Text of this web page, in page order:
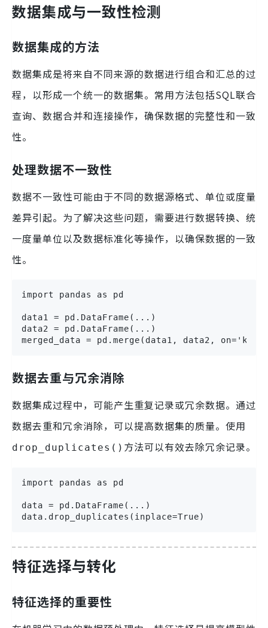
数据集成与一致性检测
数据集成的方法
数据集成是将来自不同来源的数据进行组合和汇总的过
程，以形成一个统一的数据集。常用方法包括SQL联合
查询、数据合并和连接操作，确保数据的完整性和一致
性。
处理数据不一致性
数据不一致性可能由于不同的数据源格式、单位或度量
差异引起。为了解决这些问题，需要进行数据转换、统
一度量单位以及数据标准化等操作，以确保数据的一致
性。
import pandas as pd
data1 = pd.DataFrame(...)
data2 = pd.DataFrame(...)
merged_data = pd.merge(data1, data2,
数据去重与冗余消除
数据集成过程中，可能产生重复记录或冗余数据。通过
数据去重和冗余消除，可以提高数据集的质量。使用
drop_duplicates() 方法可以有效去除冗余记录。
import pandas as pd
data = pd.DataFrame(...)
data.drop_duplicates(inplace=True)
特征选择与转化
特征选择的重要性